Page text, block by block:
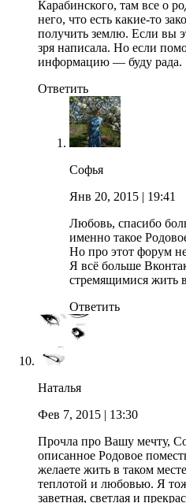
Карабинского, там все о
него, что есть какие-то
получить землю. Если вы
зря написала. Но если
информацию — буду рада.
Ответить
Софья
Янв 20, 2015 | 19:41
Любовь, спасибо
именно такое
Но про этот форум
Я всё больше
стремящимися жить
Ответить
Наталья
Фев 7, 2015 | 13:30
Прочла про Вашу мечту,
описанное Родовое
желаете жить в таком
теплотой и любовью. Я
заветная, светлая и